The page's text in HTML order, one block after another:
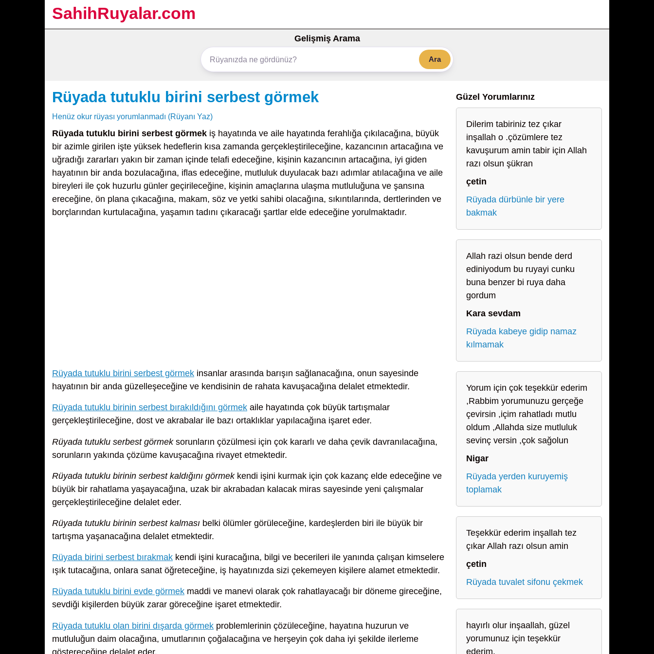
SahihRuyalar.com
Gelişmiş Arama
Ara
Rüyada tutuklu birini serbest görmek
Henüz okur rüyası yorumlanmadı (Rüyanı Yaz)
Rüyada tutuklu birini serbest görmek iş hayatında ve aile hayatında ferahlığa çıkılacağına, büyük
bir azimle girilen işte yüksek hedeflerin kısa zamanda gerçekleştirileceğine, kazancının artacağına ve
uğradığı zararları yakın bir zaman içinde telafi edeceğine, kişinin kazancının artacağına, iyi giden
hayatının bir anda bozulacağına, iflas edeceğine, mutluluk duyulacak bazı adımlar atılacağına ve aile
bireyleri ile çok huzurlu günler geçirileceğine, kişinin amaçlarına ulaşma mutluluğuna ve şansına
ereceğine, ön plana çıkacağına, makam, söz ve yetki sahibi olacağına, sıkıntılarında, dertlerinden ve
borçlarından kurtulacağına, yaşamın tadını çıkaracağı şartlar elde edeceğine yorulmaktadır.
Rüyada tutuklu birini serbest görmek insanlar arasında barışın sağlanacağına, onun sayesinde
hayatının bir anda güzelleşeceğine ve kendisinin de rahata kavuşacağına delalet etmektedir.
Rüyada tutuklu birinin serbest bırakıldığını görmek aile hayatında çok büyük tartışmalar
gerçekleştirileceğine, dost ve akrabalar ile bazı ortaklıklar yapılacağına işaret eder.
Rüyada tutuklu serbest görmeksorunların çözülmesi için çok kararlı ve daha çevik davranılacağına,
sorunların yakında çözüme kavuşacağına rivayet etmektedir.
Rüyada tutuklu birinin serbest kaldığını görmekkendi işini kurmak için çok kazanç elde edeceğine ve
büyük bir rahatlama yaşayacağına, uzak bir akrabadan kalacak miras sayesinde yeni çalışmalar
gerçekleştirileceğine delalet eder.
Rüyada tutuklu birinin serbest kalması belki ölümler görüleceğine, kardeşlerden biri ile büyük bir
tartışma yaşanacağına delalet etmektedir.
Rüyada birini serbest bırakmak kendi işini kuracağına, bilgi ve becerileri ile yanında çalışan kimselere
ışık tutacağına, onlara sanat öğreteceğine, iş hayatınızda sizi çekemeyen kişilere alamet etmektedir.
Rüyada tutuklu birini evde görmek maddi ve manevi olarak çok rahatlayacağı bir döneme gireceğine,
sevdiği kişilerden büyük zarar göreceğine işaret etmektedir.
Rüyada tutuklu olan birini dışarda görmek problemlerinin çözüleceğine, hayatına huzurun ve
mutluluğun daim olacağına, umutlarının çoğalacağına ve herşeyin çok daha iyi şekilde ilerleme
göstereceğine delalet eder.
Güzel Yorumlarınız
Dilerim tabiriniz tez çıkar
inşallah o .çözümlere tez
kavuşurum amin tabir için Allah
razı olsun şükran
çetin
Rüyada dürbünle bir yere
bakmak
Allah razi olsun bende derd
ediniyodum bu ruyayi cunku
buna benzer bi ruya daha
gordum
Kara sevdam
Rüyada kabeye gidip namaz
kılmamak
Yorum için çok teşekkür ederim
,Rabbim yorumunuzu gerçeğe
çevirsin ,içim rahatladı mutlu
oldum ,Allahda size mutluluk
sevinç versin ,çok sağolun
Nigar
Rüyada yerden kuruyemiş
toplamak
Teşekkür ederim inşallah tez
çıkar Allah razı olsun amin
çetin
Rüyada tuvalet sifonu çekmek
hayırlı olur inşaallah, güzel
yorumunuz için teşekkür
ederim.